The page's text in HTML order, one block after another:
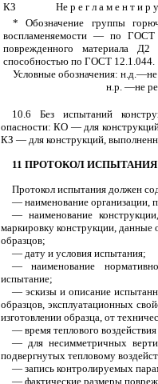
КЗ
Не р е г л а м е н т и р
* Обозначение группы
воспламеняемости — по ГОСТ
поврежденного материала Д2
способностью по ГОСT 12.1.044.
Условные обозначения: н.д.—не
н.р. —не
10.6 Без испытаний
опасности: КО — для
КЗ — для конструкций,
11 ПРОТОКОЛ ИСПЫТАНИЯ
Протокол испытания должен
— наименование организации,
— наименование
маркировку конструкции, данные
образцов;
— дату и условия испытания;
— наименование
испытание;
— эскизы и описание
образцов, эксплуатационных
изготовлении образца, от
— время теплового
— для несимметричных
подвергнутых тепловому
— запись контролируемых
— фактические размеры